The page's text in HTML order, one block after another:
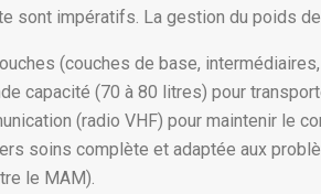
sont impératifs. La gestion du poids
(couches de base,
capacité (70 à 80 litres) pour
(radio VHF) pour maintenir le
soins complète et adaptée aux
le MAM).